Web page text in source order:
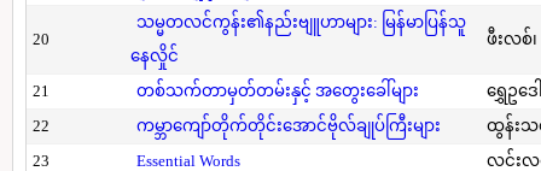
20
သမ္မတလင်ကွန်း၏နည်းဗျူဟာများ: မြန်မာပြန်သူ
နေလှိုင်
ဖီးလစ်
21 တစ်သက်တာမှတ်တမ်းနှင့် အတွေးခေါ်များ
ရွှေဥဒေ
22
ကမ္ဘာကျော်တိုက်တိုင်းအောင်ဗိုလ်ချုပ်ကြီးများ
ထွန်းသ
23
Essential Words
လင်းလ